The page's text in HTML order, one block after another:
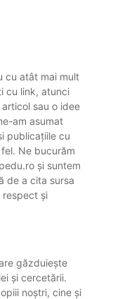
cu atât mai mult
cu link, atunci
sau o idee
am asumat
publicațiile cu
Ne bucurăm
și suntem
de a cita sursa
respect și
găzduiește
și cercetării.
noștri, cine și